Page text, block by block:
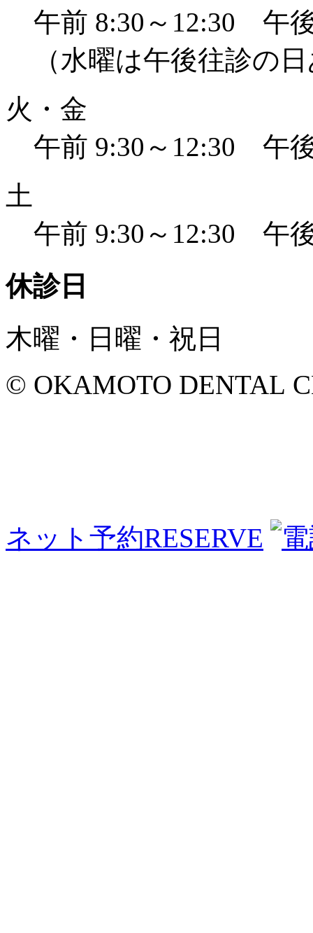
午前 8:30～12:30 午
（水曜は午後往診の
火・金
午前 9:30～12:30 午
土
午前 9:30～12:30 午
休診日
木曜・日曜・祝日
© OKAMOTO DENTAL
ネット予約RESERVE